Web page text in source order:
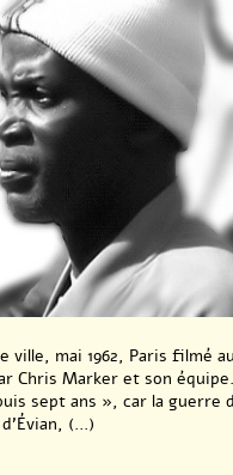
ville, mai 1962, Paris filmé
Chris Marker et son
sept ans », car la guerre
(...)